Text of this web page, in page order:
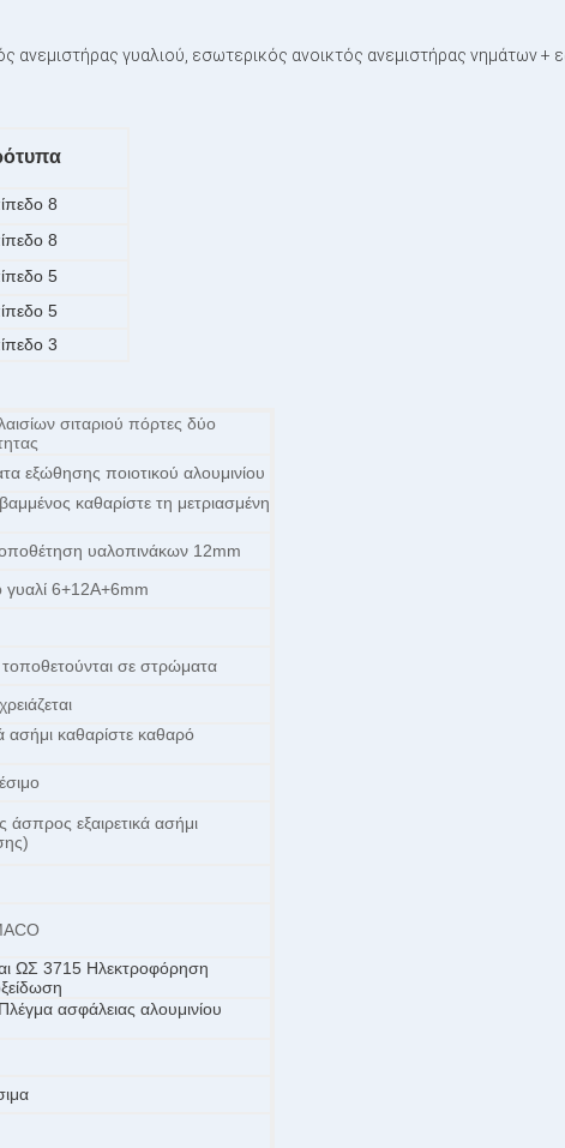
ανεμιστήρας γυαλιού, εσωτερικός ανοικτός ανεμιστήρας νημάτων
8
8
5
5
3
σιταριού πόρτες δύο
εξώθησης ποιοτικού αλουμινίου
καθαρίστε τη μετριασμένη
υαλοπινάκων 12mm
6+12A+6mm
σε στρώματα
ασήμι καθαρίστε καθαρό
εξαιρετικά ασήμι
ΩΣ 3715 Ηλεκτροφόρηση
ασφάλειας αλουμινίου